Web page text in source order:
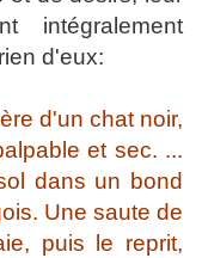
intégralement
d'eux:
d'un chat noir,
et sec. ...
dans un bond
Une saute de
puis le reprit,